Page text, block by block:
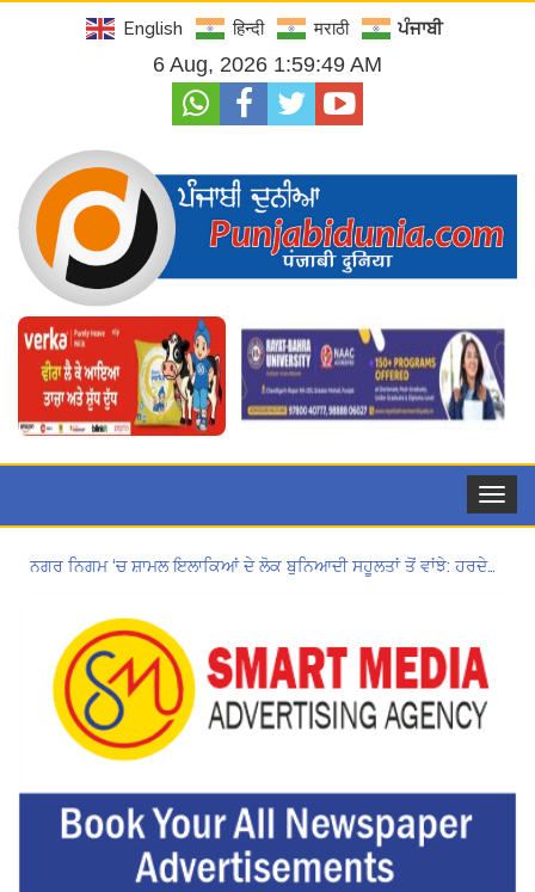
English हिन्दी मराठी ਪੰਜਾਬੀ
6 Aug, 2026 1:59:50 AM
Toggle
ਨਗਰ ਨਿਗਮ ‘ਚ ਸ਼ਾਮਲ ਇਲਾਕਿਆਂ ਦੇ ਲੋਕ ਬੁਨਿਆਦੀ ਸਹੂਲਤਾਂ ਤੋਂ ਵਾਂਝੇ: ਹਰਦੇਵ ਸਿੰਘ ਉੱਭਾ
Hukamnama Sri Darbar Sahib, Amritsar – Punjabi Dunia
ਪੰਜਾਬ ਵਿਧਾਨ ਸਭਾ ਵੱਲੋਂ E-20 ਪੈਟਰੋਲ ਦੀ ਲਾਜ਼ਮੀ ਵਰਤੋਂ ਰੋਕਣ ਲਈ ਮਤਾ ਪਾਸ
Hukamnama Sri Darbar Sahib, Amritsar – Punjabi Dunia